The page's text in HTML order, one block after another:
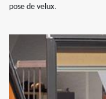
pose de velux.